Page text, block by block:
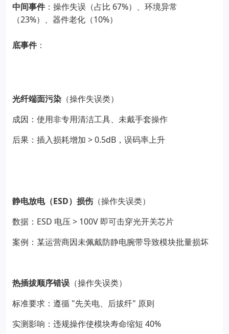
中间事件：操作失误（占比 67%）、环境异常
（23%）、器件老化（10%）
底事件：
光纤端面污染（操作失误类）
成因：使用非专用清洁工具、未戴手套操作
后果：插入损耗增加 > 0.5dB，误码率上升
静电放电（ESD）损伤（操作失误类）
数据： ESD 电压 > 100V 即可击穿光开关芯片
案例：某运营商因未佩戴防静电腕带导致模块批量损坏
热插拔顺序错误（操作失误类）
标准要求：遵循"先关电、后拔纤" 原则
实测影响：违规操作使模块寿命缩短 40%